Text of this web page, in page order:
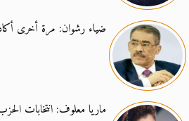
ضياء رشوان: مرة أخرى
ماريا معلوف: انتخابات